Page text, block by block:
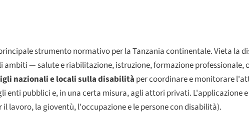
strumento normativo per la Tanzania continentale. Vieta la
— salute e riabilitazione, istruzione, formazione professionale,
nazionali e locali sulla disabilità per coordinare e monitorare
enti pubblici e, in una certa misura, agli attori privati. L'applicazione
il lavoro, la gioventù, l'occupazione e le persone con disabilità).